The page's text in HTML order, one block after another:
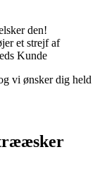
den!
et strejf af
Kunde
vi ønsker dig held